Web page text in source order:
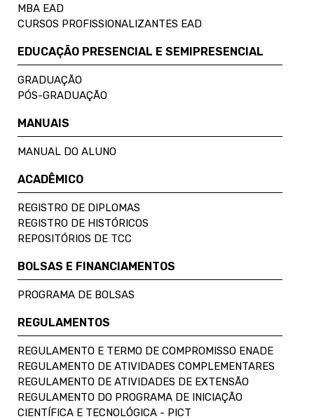
MBA EAD
CURSOS PROFISSIONALIZANTES EAD
EDUCAÇÃO PRESENCIAL E SEMIPRESENCIAL
GRADUAÇÃO
PÓS-GRADUAÇÃO
MANUAIS
MANUAL DO ALUNO
ACADÊMICO
REGISTRO DE DIPLOMAS
REGISTRO DE HISTÓRICOS
REPOSITÓRIOS DE TCC
BOLSAS E FINANCIAMENTOS
PROGRAMA DE BOLSAS
REGULAMENTOS
REGULAMENTO E TERMO DE COMPROMISSO ENADE
REGULAMENTO DE ATIVIDADES COMPLEMENTARES
REGULAMENTO DE ATIVIDADES DE EXTENSÃO
REGULAMENTO DO PROGRAMA DE INICIAÇÃO
CIENTÍFICA E TECNOLÓGICA - PICT